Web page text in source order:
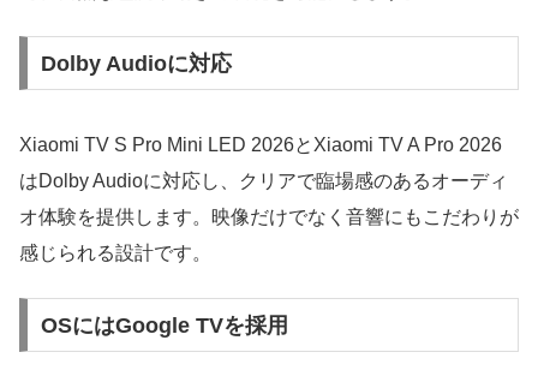
Dolby Audioに対応
Xiaomi TV S Pro Mini LED 2026とXiaomi TV A Pro 2026
はDolby Audioに対応し、クリアで臨場感のあるオーディ
オ体験を提供します。映像だけでなく音響にもこだわりが
感じられる設計です。
OSにはGoogle TVを採用